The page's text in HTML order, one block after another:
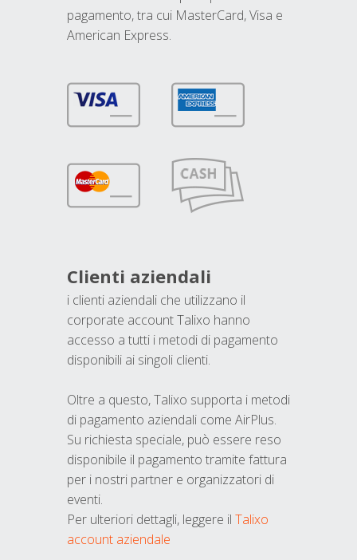
pagamento, tra cui MasterCard, Visa e
American Express.
Clienti aziendali
i clienti aziendali che utilizzano il
corporate account Talixo hanno
accesso a tutti i metodi di pagamento
disponibili ai singoli clienti.
Oltre a questo, Talixo supporta i metodi
di pagamento aziendali come AirPlus.
Su richiesta speciale, può essere reso
disponibile il pagamento tramite fattura
per i nostri partner e organizzatori di
eventi.
Per ulteriori dettagli, leggere il Talixo
account aziendale